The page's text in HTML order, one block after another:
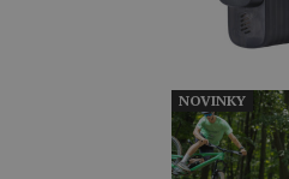
NOVINKY